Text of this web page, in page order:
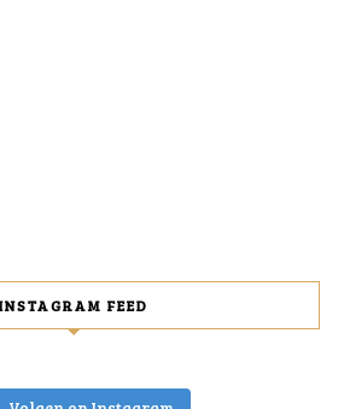
INSTAGRAM FEED